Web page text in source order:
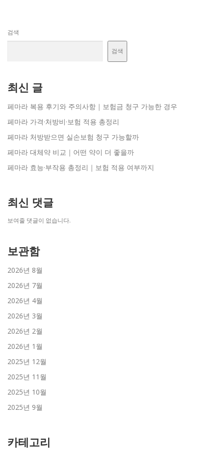
검색
검색
최신 글
페마라 복용 후기와 주의사항｜보험금 청구 가능한 경우
페마라 가격·처방비·보험 적용 총정리
페마라 처방받으면 실손보험 청구 가능할까
페마라 대체약 비교｜어떤 약이 더 좋을까
페마라 효능·부작용 총정리｜보험 적용 여부까지
최신 댓글
보여줄 댓글이 없습니다.
보관함
2026년 8월
2026년 7월
2026년 4월
2026년 3월
2026년 2월
2026년 1월
2025년 12월
2025년 11월
2025년 10월
2025년 9월
카테고리